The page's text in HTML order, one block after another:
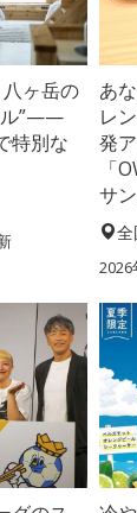
ヶ岳の
ル”——
特別な
あ
レ
発
「
サ
全
2026